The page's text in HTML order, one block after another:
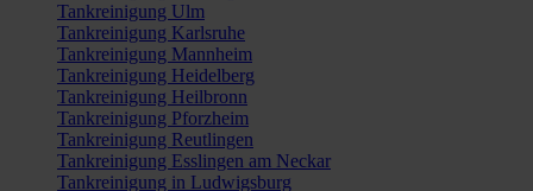
Tankreinigung Ulm
Tankreinigung Karlsruhe
Tankreinigung Mannheim
Tankreinigung Heidelberg
Tankreinigung Heilbronn
Tankreinigung Pforzheim
Tankreinigung Reutlingen
Tankreinigung Esslingen am Neckar
Tankreinigung in Ludwigsburg